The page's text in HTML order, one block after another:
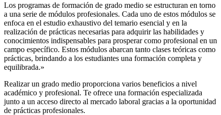
Los programas de formación de grado medio se estructuran en torno
a una serie de módulos profesionales. Cada uno de estos módulos se
enfoca en el estudio exhaustivo del temario esencial y en la
realización de prácticas necesarias para adquirir las habilidades y
conocimientos indispensables para prosperar como profesional en un
campo específico. Estos módulos abarcan tanto clases teóricas como
prácticas, brindando a los estudiantes una formación completa y
equilibrada.»
Realizar un grado medio proporciona varios beneficios a nivel
académico y profesional. Te ofrece una formación especializada
junto a un acceso directo al mercado laboral gracias a la oportunidad
de prácticas profesionales.